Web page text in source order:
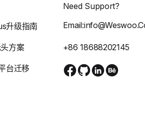
升级指南
方案
台迁移
Need Support?
+86 18688202145